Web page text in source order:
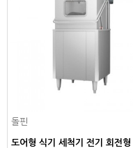
돌핀
도어형 식기 세척기 전기 회전형